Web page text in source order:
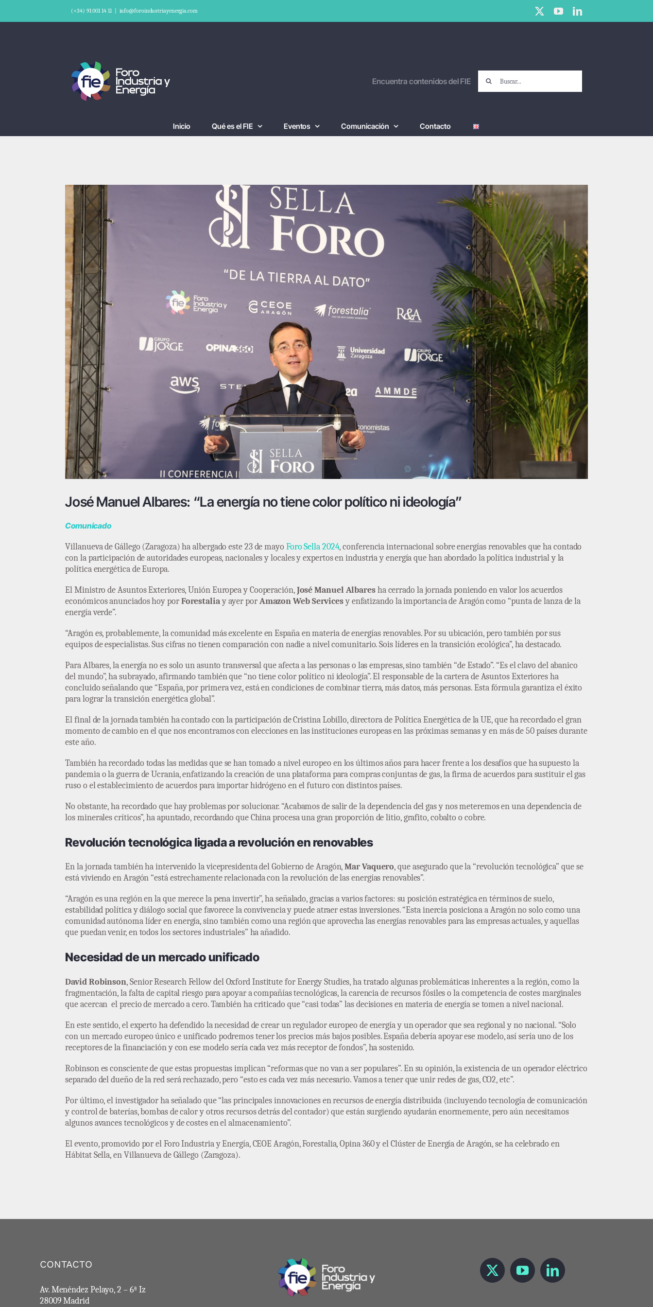
(+34) 91 001 14 11 info@foroindustriayenergia.com X YouTubeLinkedIn
Encuentra contenidos del FIE
Inicio Qué es el FIE Eventos Comunicación Contacto
José Manuel Albares: “La energía no tiene color político ni ideología”
Comunicado
Villanueva de Gállego (Zaragoza) ha albergado este 23 de mayo Foro Sella 2024, conferencia internacional sobre energías renovables que ha contado
con la participación de autoridades europeas, nacionales y locales y expertos en industria y energía que han abordado la política industrial y la
política energética de Europa.
El Ministro de Asuntos Exteriores, Unión Europea y Cooperación,José Manuel Albaresha cerrado la jornada poniendo en valor los acuerdos
económicos anunciados hoy porForestaliay ayer porAmazon Web Servicesy enfatizando la importancia de Aragón como “punta de lanza de la
energía verde”.
“Aragón es, probablemente, la comunidad más excelente en España en materia de energías renovables. Por su ubicación, pero también por sus
equipos de especialistas. Sus cifras no tienen comparación con nadie a nivel comunitario. Sois líderes en la transición ecológica”, ha destacado.
Para Albares, la energía no es solo un asunto transversal que afecta a las personas o las empresas, sino también “de Estado”. “Es el clavo del abanico
del mundo”, ha subrayado, afirmando también que “no tiene color político ni ideología”. El responsable de la cartera de Asuntos Exteriores ha
concluido señalando que “España, por primera vez, está en condiciones de combinar tierra, más datos, más personas. Esta fórmula garantiza el éxito
para lograr la transición energética global”.
El final de la jornada también ha contado con la participación de Cristina Lobillo, directora de Política Energética de la UE, que ha recordado el gran
momento de cambio en el que nos encontramos con elecciones en las instituciones europeas en las próximas semanas y en más de 50 países durante
este año.
También ha recordado todas las medidas que se han tomado a nivel europeo en los últimos años para hacer frente a los desafíos que ha supuesto la
pandemia o la guerra de Ucrania, enfatizando la creación de una plataforma para compras conjuntas de gas, la firma de acuerdos para sustituir el gas
ruso o el establecimiento de acuerdos para importar hidrógeno en el futuro con distintos países.
No obstante, ha recordado que hay problemas por solucionar. “Acabamos de salir de la dependencia del gas y nos meteremos en una dependencia de
los minerales críticos”, ha apuntado, recordando que China procesa una gran proporción de litio, grafito, cobalto o cobre.
Revolución tecnológica ligada a revolución en renovables
En la jornada también ha intervenido la vicepresidenta del Gobierno de Aragón,Mar Vaquero, que asegurado que la “revolución tecnológica” que se
está viviendo en Aragón “está estrechamente relacionada con la revolución de las energías renovables”.
“Aragón es una región en la que merece la pena invertir”, ha señalado, gracias a varios factores: su posición estratégica en términos de suelo,
estabilidad política y diálogo social que favorece la convivencia y puede atraer estas inversiones. “Esta inercia posiciona a Aragón no solo como una
comunidad autónoma líder en energía, sino también como una región que aprovecha las energías renovables para las empresas actuales, y aquellas
que puedan venir, en todos los sectores industriales” ha añadido.
Necesidad de un mercado unificado
David Robinson, Senior Research Fellow del Oxford Institute for Energy Studies, ha tratado algunas problemáticas inherentes a la región, como la
fragmentación, la falta de capital riesgo para apoyar a compañías tecnológicas, la carencia de recursos fósiles o la competencia de costes marginales
que acercan el precio de mercado a cero. También ha criticado que “casi todas” las decisiones en materia de energía se tomen a nivel nacional.
En este sentido, el experto ha defendido la necesidad de crear un regulador europeo de energía y un operador que sea regional y no nacional. “Solo
con un mercado europeo único e unificado podremos tener los precios más bajos posibles. España debería apoyar ese modelo, así sería uno de los
receptores de la financiación y con ese modelo sería cada vez más receptor de fondos”, ha sostenido.
Robinson es consciente de que estas propuestas implican “reformas que no van a ser populares”. En su opinión, la existencia de un operador eléctrico
separado del dueño de la red será rechazado, pero “esto es cada vez más necesario. Vamos a tener que unir redes de gas, CO2, etc”.
Por último, el investigador ha señalado que “las principales innovaciones en recursos de energía distribuida (incluyendo tecnología de comunicación
y control de baterías, bombas de calor y otros recursos detrás del contador) que están surgiendo ayudarán enormemente, pero aún necesitamos
algunos avances tecnológicos y de costes en el almacenamiento”.
El evento, promovido por el Foro Industria y Energía, CEOE Aragón, Forestalia, Opina 360 y el Clúster de Energía de Aragón, se ha celebrado en
Hábitat Sella, en Villanueva de Gállego (Zaragoza).
CONTACTO
Av. Menéndez Pelayo, 2 – 6ª Iz
28009 Madrid